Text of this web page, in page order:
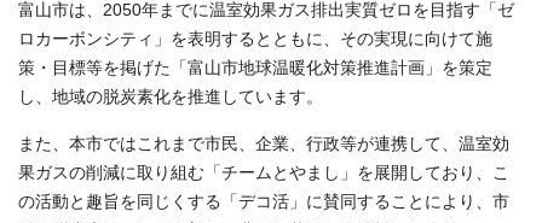
富山市は、2050年までに温室効果ガス排出実質ゼロを目指す「ゼ
ロカーボンシティ」を表明するとともに、その実現に向けて施
策・目標等を掲げた「富山市地球温暖化対策推進計画」を策定
し、地域の脱炭素化を推進しています。
また、本市ではこれまで市民、企業、行政等が連携して、温室効
果ガスの削減に取り組む「チームとやまし」を展開しており、こ
の活動と趣旨を同じくする「デコ活」に賛同することにより、市